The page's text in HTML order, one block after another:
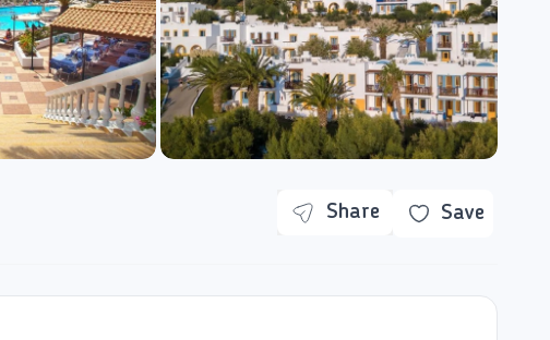
Share Save